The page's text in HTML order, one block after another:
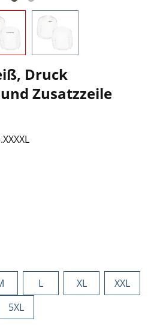
Druck
Zusatzzeile
L XL
XXL
5XL